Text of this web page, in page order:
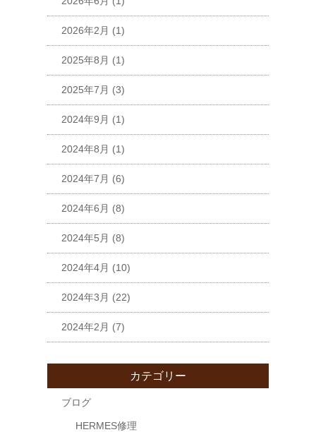
2026年2月 (1)
2025年8月 (1)
2025年7月 (3)
2024年9月 (1)
2024年8月 (1)
2024年7月 (6)
2024年6月 (8)
2024年5月 (8)
2024年4月 (10)
2024年3月 (22)
2024年2月 (7)
カテゴリー
ブログ
HERMES修理